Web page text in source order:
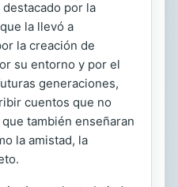
por la
la llevó a
la creación de
su entorno y por el
generaciones,
cuentos que no
también enseñaran
la amistad, la